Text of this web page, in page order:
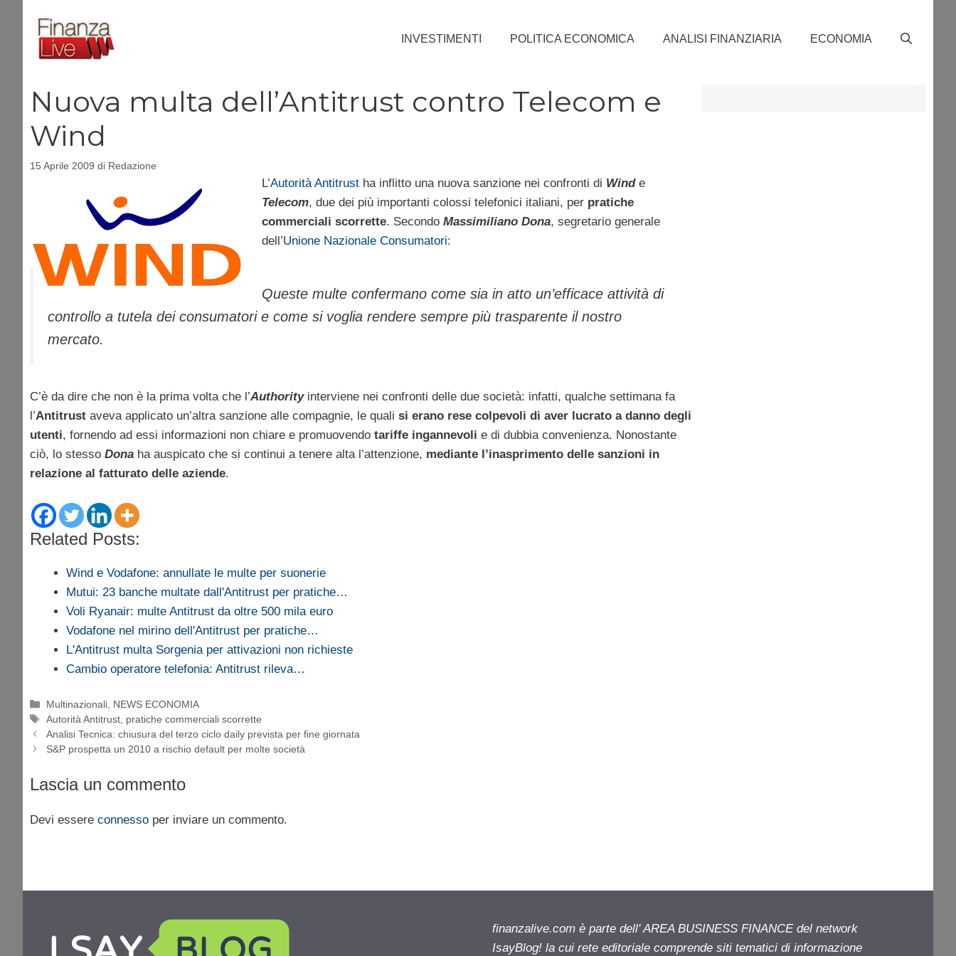
contenuto
INVESTIMENTI POLITICA ECONOMICA ANALISI FINANZIARIA ECONOMIA
Nuova multa dell’Antitrust contro Telecom e
Wind
15 Aprile 2009 di Redazione
L’Autorità Antitrustha inflitto una nuova sanzione nei confronti di Winde
Telecom, due dei più importanti colossi telefonici italiani, per pratiche
commerciali scorrette. Secondo Massimiliano Dona, segretario generale
dell’Unione Nazionale Consumatori:
Queste multe confermano come sia in atto un’efficace attività di
controllo a tutela dei consumatori e come si voglia rendere sempre più trasparente il nostro
mercato.
C’è da dire che non è la prima volta che l’Authorityinterviene nei confronti delle due società: infatti, qualche settimana fa
l’Antitrust aveva applicato un’altra sanzione alle compagnie, le quali si erano rese colpevoli di aver lucrato a danno degli
utenti, fornendo ad essi informazioni non chiare e promuovendo tariffe ingannevoli e di dubbia convenienza. Nonostante
ciò, lo stesso Dona ha auspicato che si continui a tenere alta l’attenzione, mediante l’inasprimento delle sanzioni in
relazione al fatturato delle aziende.
Related Posts:
Wind e Vodafone: annullate le multe per suonerie
Mutui: 23 banche multate dall'Antitrust per pratiche…
Voli Ryanair: multe Antitrust da oltre 500 mila euro
Vodafone nel mirino dell'Antitrust per pratiche…
L'Antitrust multa Sorgenia per attivazioni non richieste
Cambio operatore telefonia: Antitrust rileva…
Categorie
Multinazionali NEWS ECONOMIA
Tag
Autorità Antitrust pratiche commerciali scorrette
Analisi Tecnica: chiusura del terzo ciclo daily prevista per fine giornata
S&P prospetta un 2010 a rischio default per molte società
Lascia un commento
Devi essere connesso per inviare un commento.
finanzalive.com è parte dell' AREA BUSINESS FINANCE del network
IsayBlog! la cui rete editoriale comprende siti tematici di informazione